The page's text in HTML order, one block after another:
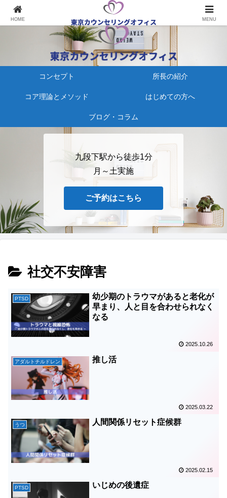
心療内科にかかる、その前に
コンセプト 所長の紹介
コア理論とメソッド はじめての方へ
ブログ・コラム
九段下駅から徒歩1分
月～土実施
ご予約はこちら
社交不安障害
PTSD
幼少期のトラウマがあると老化が
早まり、人と目を合わせられなく
なる
2025.10.26
アダルトチルドレン 推し活
2025.03.22
うつ 人間関係リセット症候群
2025.02.15
PTSD いじめの後遺症
HOME MENU